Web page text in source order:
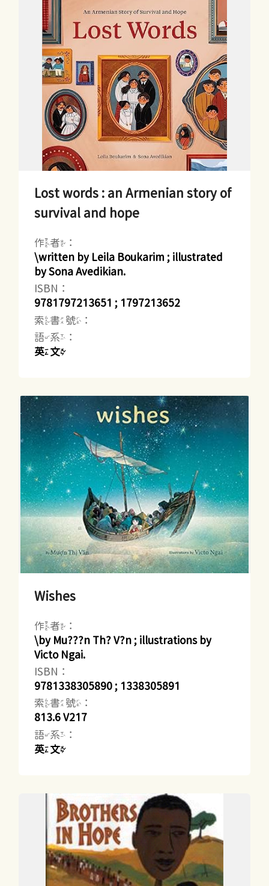
Lost words : an Armenian story of
survival and hope
作者：
\written by Leila Boukarim ; illustrated
by Sona Avedikian.
ISBN：
9781797213651 ; 1797213652
索書號：
語系：
英文
Wishes
作者：
\by Mu???n Th? V?n ; illustrations by
Victo Ngai.
ISBN：
9781338305890 ; 1338305891
索書號：
813.6 V217
語系：
英文